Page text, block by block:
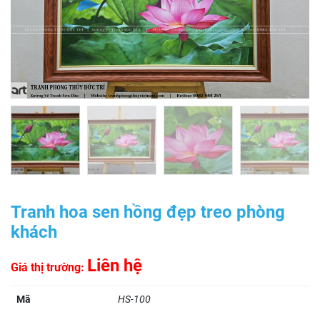
Tranh hoa sen hồng đẹp treo phòng
khách
Giá thị trường: Liên hệ
Mã HS-100